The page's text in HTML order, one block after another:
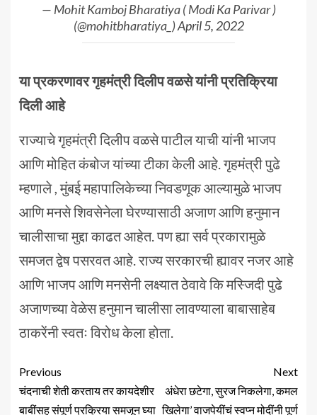
— Mohit Kamboj Bharatiya ( Modi Ka Parivar )
(@mohitbharatiya_)April 5, 2022
या प्रकरणावर गृहमंत्री दिलीप वळसे यांनी प्रतिक्रिया
दिली आहे
राज्याचे गृहमंत्री दिलीप वळसे पाटील याची यांनी भाजप
आणि मोहित कंबोज यांच्या टीका केली आहे. गृहमंत्री पुढे
म्हणाले , मुंबई महापालिकेच्या निवडणूक आल्यामुळे भाजप
आणि मनसे शिवसेनेला घेरण्यासाठी अजाण आणि हनुमान
चालीसाचा मुद्दा काढत आहेत. पण ह्या सर्व प्रकारामुळे
समजत द्वेष पसरवत आहे. राज्य सरकारची ह्यावर नजर आहे
आणि भाजप आणि मनसेनी लक्ष्यात ठेवावे कि मस्जिदी पुढे
अजाणच्या वेळेस हनुमान चालीसा लावण्याला बाबासाहेब
ठाकरेंनी स्वतः विरोध केला होता.
Previous
चंदनाची शेती करताय तर कायदेशीर
बाबींसह संपूर्ण प्रक्रिया समजून घ्या
Next
अंधेरा छटेगा, सुरज निकलेगा, कमल
खिलेगा’ वाजपेयींचं स्वप्न मोदींनी पूर्ण